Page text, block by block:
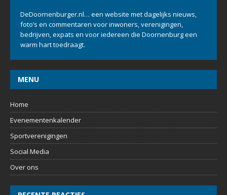
DeDoornenburger.nl… een website met dagelijks nieuws,
foto’s en commentaren voor inwoners, verenigingen,
bedrijven, expats en voor iedereen die Doornenburg een
warm hart toedraagt.
MENU
Home
Evenementenkalender
Sportverenigingen
Social Media
Over ons